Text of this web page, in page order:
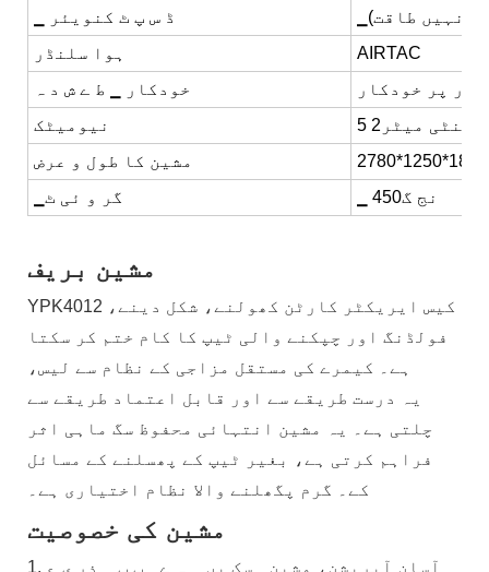
▁ ڈ س پ ٹ کنویئر
ہوا سلنڈر
AIRTAC
خودکار ▁ ط ے ش د ہ
پر خودکار
نیومیٹک
سینٹی میٹر2
مشین کا طول و عرض
▁گر و ئی ٹ
▁ نج گ450
مشین بریف
YPK4012 کیس ایریکٹر کارٹن کھولنے، شکل دینے،
فولڈنگ اور چپکنے والی ٹیپ کا کام ختم کر سکتا
ہے۔ کیمرے کی مستقل مزاجی کے نظام سے لیس،
یہ درست طریقے سے اور قابل اعتماد طریقے سے
چلتی ہے۔ یہ مشین انتہائی محفوظ سگ ماہی اثر
فراہم کرتی ہے، بغیر ٹیپ کے پھسلنے کے مسائل
کے۔ گرم پگھلنے والا نظام اختیاری ہے۔
مشین کی خصوصیت
1. آسان آپریشن، مشین ▁سک یں ▁ ہ ے ▁ب ب ▁ ذر ی ع